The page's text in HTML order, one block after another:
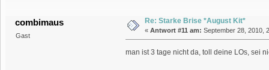
combimaus
Gast
Re: Starke Brise *August Kit*
« Antwort #11 am: September 28, 2010,
man ist 3 tage nicht da, toll deine LOs, sei